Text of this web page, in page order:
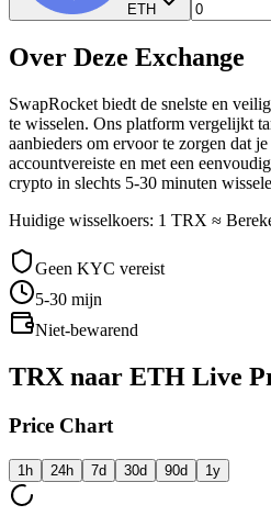
ETH
Over Deze Exchange
SwapRocket biedt de snelste en
te wisselen. Ons platform vergelijkt
aanbieders om ervoor te zorgen dat
accountvereiste en met een
crypto in slechts 5-30 minuten
Huidige wisselkoers: 1 TRX ≈
Geen KYC vereist
5-30 mijn
Niet-bewarend
TRX naar ETH Live
Price Chart
1h 24h 7d 30d 90d 1y